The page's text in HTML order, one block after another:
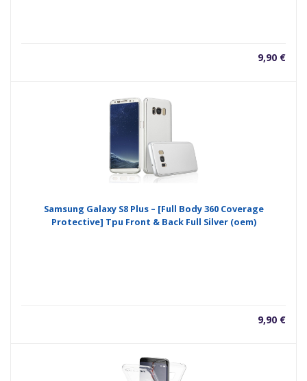
9,90 €
Samsung Galaxy S8 Plus – [Full Body 360 Coverage
Protective] Tpu Front & Back Full Silver (oem)
9,90 €